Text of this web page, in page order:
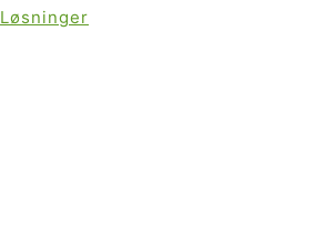
Løsninger